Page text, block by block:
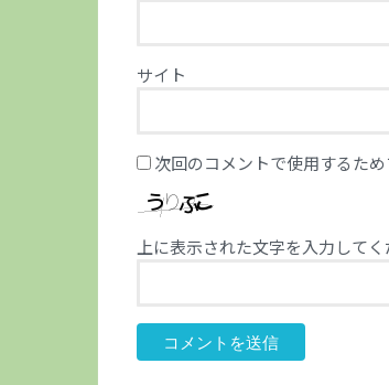
サイト
次回のコメントで使用するた
上に表示された文字を入力してく